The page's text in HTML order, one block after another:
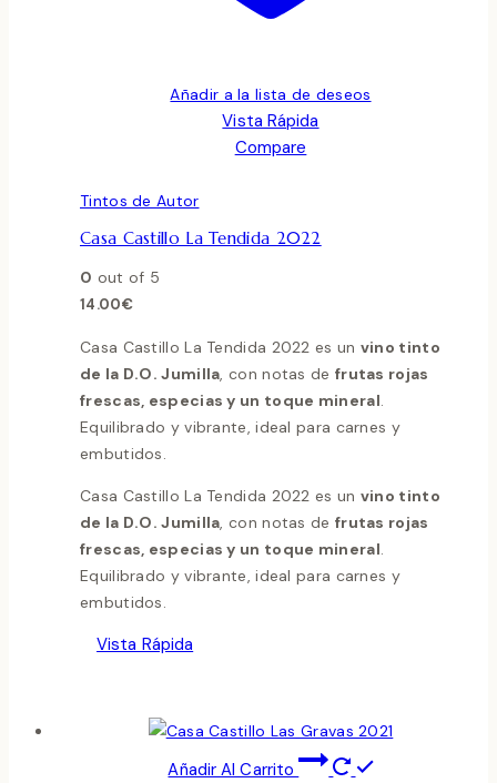
Añadir a la lista de deseos
Vista Rápida
Compare
Tintos de Autor
Casa Castillo La Tendida 2022
0 out of 5
14.00€
Casa Castillo La Tendida 2022 es un vino tinto
de la D.O. Jumilla, con notas de frutas rojas
frescas, especias y un toque mineral.
Equilibrado y vibrante, ideal para carnes y
embutidos.
Casa Castillo La Tendida 2022 es un vino tinto
de la D.O. Jumilla, con notas de frutas rojas
frescas, especias y un toque mineral.
Equilibrado y vibrante, ideal para carnes y
embutidos.
Vista Rápida
Añadir Al Carrito